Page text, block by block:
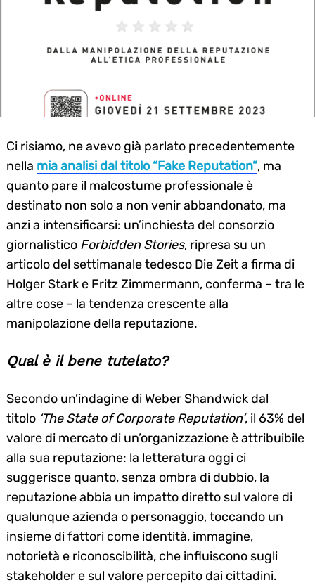
Ci risiamo, ne avevo già parlato precedentemente
nella mia analisi dal titolo “Fake Reputation”, ma
quanto pare il malcostume professionale è
destinato non solo a non venir abbandonato, ma
anzi a intensificarsi: un’inchiesta del consorzio
giornalistico Forbidden Stories, ripresa su un
articolo del settimanale tedesco Die Zeit a firma di
Holger Stark e Fritz Zimmermann, conferma – tra le
altre cose – la tendenza crescente alla
manipolazione della reputazione.
Qual è il bene tutelato?
Secondo un’indagine di Weber Shandwick dal
titolo ‘The State of Corporate Reputation’, il 63% del
valore di mercato di un’organizzazione è attribuibile
alla sua reputazione: la letteratura oggi ci
suggerisce quanto, senza ombra di dubbio, la
reputazione abbia un impatto diretto sul valore di
qualunque azienda o personaggio, toccando un
insieme di fattori come identità, immagine,
notorietà e riconoscibilità, che influiscono sugli
stakeholder e sul valore percepito dai cittadini.